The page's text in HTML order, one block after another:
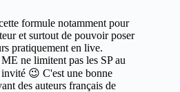
formule notamment pour
et surtout de pouvoir poser
pratiquement en live.
ne limitent pas les SP au
😉 C'est une bonne
des auteurs français de